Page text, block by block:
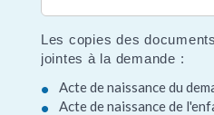
Les copies des
jointes à la demande :
Acte de naissance du
Acte de naissance de